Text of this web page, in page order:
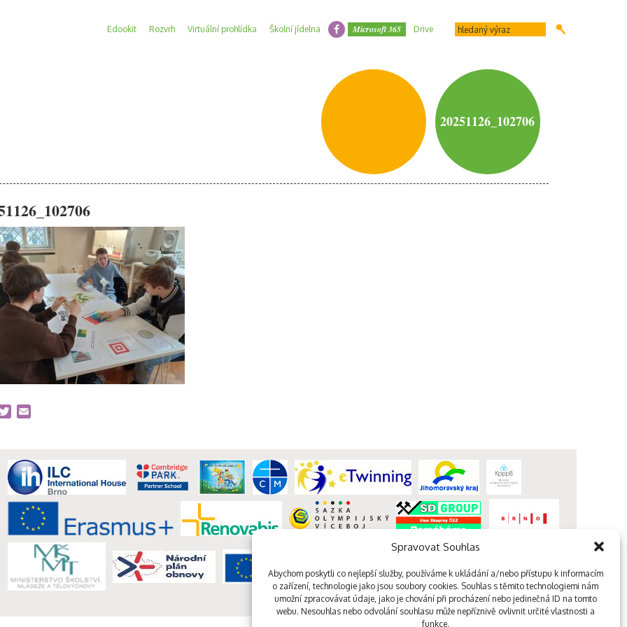
Spravovat Souhlas
Abychom poskytli co nejlepší služby, používáme k ukládání a/nebo přístupu k informacím
o zařízení, technologie jako jsou soubory cookies. Souhlas s těmito technologiemi nám
umožní zpracovávat údaje, jako je chování při procházení nebo jedinečná ID na tomto
webu. Nesouhlas nebo odvolání souhlasu může nepříznivě ovlivnit určité vlastnosti a
funkce.
Edookit Rozvrh Virtuální prohlídka Školní jídelna Microsoft 365 Drive
20251126_102706
Twitter
webdesign kutululu